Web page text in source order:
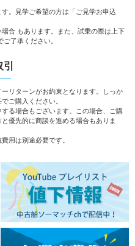
。見学ご希望の方は「ご見学お申込
合 もあります。また、試乗の際は上下
了承ください。
リターンがお約束となります。しっか
ご購入ください。
る場合もございます。この場合、ご購
優先的に商談を進める場合もありま
用は別途必要です。